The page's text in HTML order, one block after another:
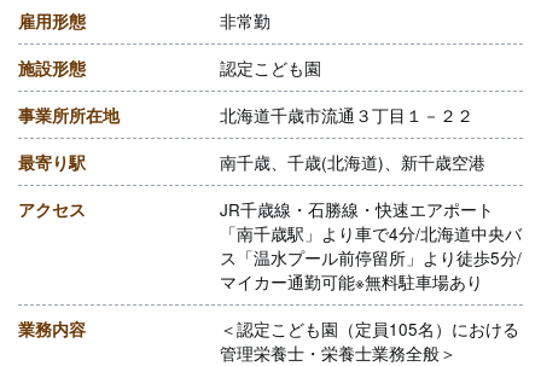
雇用形態 非常勤
施設形態 認定こども園
事業所所在地 北海道千歳市流通３丁目１－２２
最寄り駅 南千歳、千歳(北海道)、新千歳空港
アクセス
JR千歳線・石勝線・快速エアポート
「南千歳駅」より車で4分/北海道中央バ
ス「温水プール前停留所」より徒歩5分/
マイカー通勤可能※無料駐車場あり
業務内容
＜認定こども園（定員105名）における
管理栄養士・栄養士業務全般＞